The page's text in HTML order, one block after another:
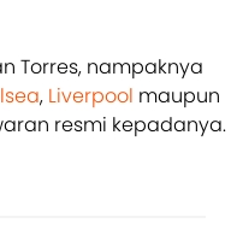
Torres, nampaknya
, Liverpool maupun
resmi kepadanya.